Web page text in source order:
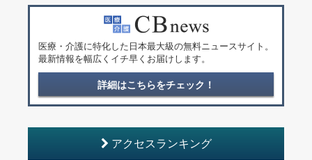
医療・介護に特化した日本最大級の無料ニュースサイト。
最新情報を幅広くイチ早くお届けします。
詳細はこちらをチェック！
アクセスランキング